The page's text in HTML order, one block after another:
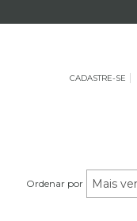
CADASTRE-SE
Ordenar por